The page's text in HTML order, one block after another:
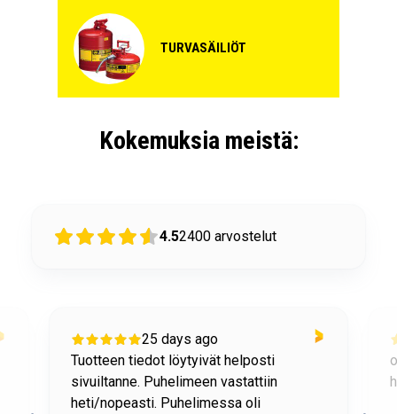
TURVASÄILIÖT
Kokemuksia meistä:
4.52400 arvostelut
25 days ago
Tuotteen tiedot löytyivät helposti
sivuiltanne. Puhelimeen vastattiin
heti/nopeasti. Puhelimessa oli